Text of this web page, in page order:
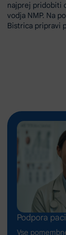
najprej pridobiti
vodja NMP. Na
Bistrica pripravi
Podpora
Vse